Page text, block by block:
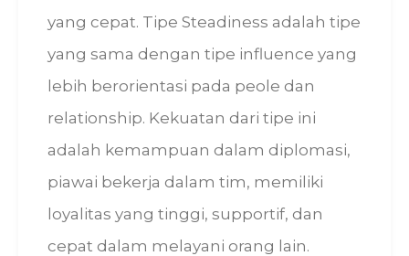
yang cepat. Tipe Steadiness adalah tipe
yang sama dengan tipe influence yang
lebih berorientasi pada peole dan
relationship. Kekuatan dari tipe ini
adalah kemampuan dalam diplomasi,
piawai bekerja dalam tim, memiliki
loyalitas yang tinggi, supportif, dan
cepat dalam melayani orang lain.